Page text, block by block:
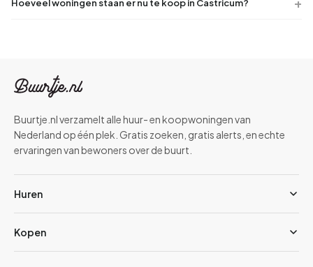
Hoeveel woningen staan er nu te koop in Castricum?
Buurtje.nl verzamelt alle huur- en koopwoningen van
Nederland op één plek. Gratis zoeken, gratis alerts, en echte
ervaringen van bewoners over de buurt.
Huren
Kopen